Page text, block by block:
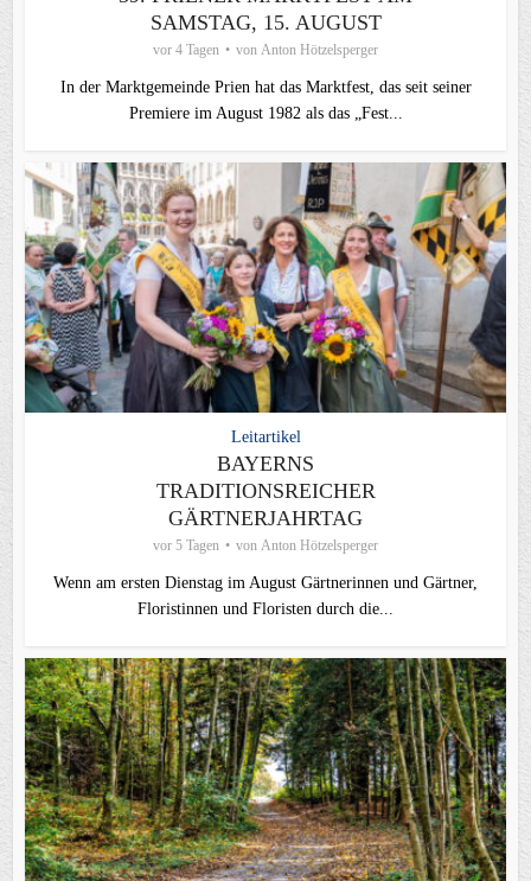
SAMSTAG, 15. AUGUST
vor 4 Tagen von Anton Hötzelsperger
In der Marktgemeinde Prien hat das Marktfest, das seit seiner
Premiere im August 1982 als das „Fest...
Leitartikel
BAYERNS
TRADITIONSREICHER
GÄRTNERJAHRTAG
vor 5 Tagen von Anton Hötzelsperger
Wenn am ersten Dienstag im August Gärtnerinnen und Gärtner,
Floristinnen und Floristen durch die...